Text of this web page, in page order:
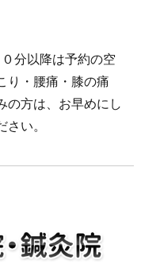
分以降は予約の空
り・腰痛・膝の痛
の方は、お早めにし
い。